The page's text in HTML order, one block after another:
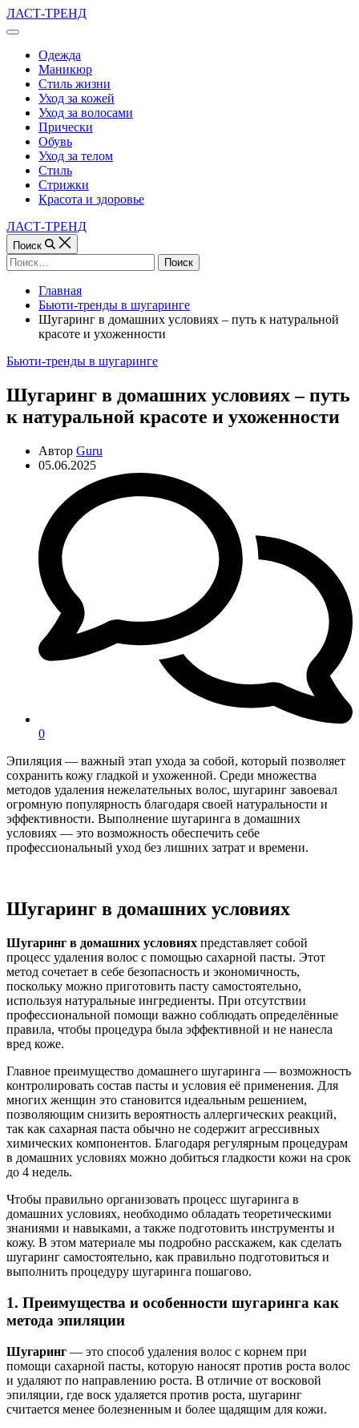
Перейти
к
ЛАСТ-ТРЕНД
Вне
холстаОдежда
Маникюр
Стиль жизни
Уход за кожей
Уход за волосами
Прически
Обувь
Уход за телом
Стиль
Стрижки
Красота и здоровье
ЛАСТ-ТРЕНД
Поиск
Найти:
Главная
Бьюти-тренды в шугаринге
Шугаринг в домашних условиях – путь к натуральной
красоте и ухоженности
Рубрики
Бьюти-тренды в шугаринге
Шугаринг в домашних условиях – путь
к натуральной красоте и ухоженности
Автор Guru
05.06.2025
0
Эпиляция — важный этап ухода за собой, который позволяет
сохранить кожу гладкой и ухоженной. Среди множества
методов удаления нежелательных волос, шугаринг завоевал
огромную популярность благодаря своей натуральности и
эффективности. Выполнение шугаринга в домашних
условиях — это возможность обеспечить себе
профессиональный уход без лишних затрат и времени.
Шугаринг в домашних условиях
Шугаринг в домашних условиях представляет собой
процесс удаления волос с помощью сахарной пасты. Этот
метод сочетает в себе безопасность и экономичность,
поскольку можно приготовить пасту самостоятельно,
используя натуральные ингредиенты. При отсутствии
профессиональной помощи важно соблюдать определённые
правила, чтобы процедура была эффективной и не нанесла
вред коже.
Главное преимущество домашнего шугаринга — возможность
контролировать состав пасты и условия её применения. Для
многих женщин это становится идеальным решением,
позволяющим снизить вероятность аллергических реакций,
так как сахарная паста обычно не содержит агрессивных
химических компонентов. Благодаря регулярным процедурам
в домашних условиях можно добиться гладкости кожи на срок
до 4 недель.
Чтобы правильно организовать процесс шугаринга в
домашних условиях, необходимо обладать теоретическими
знаниями и навыками, а также подготовить инструменты и
кожу. В этом материале мы подробно расскажем, как сделать
шугаринг самостоятельно, как правильно подготовиться и
выполнить процедуру шугаринга пошагово.
1. Преимущества и особенности шугаринга как
метода эпиляции
Шугаринг — это способ удаления волос с корнем при
помощи сахарной пасты, которую наносят против роста волос
и удаляют по направлению роста. В отличие от восковой
эпиляции, где воск удаляется против роста, шугаринг
считается менее болезненным и более щадящим для кожи.